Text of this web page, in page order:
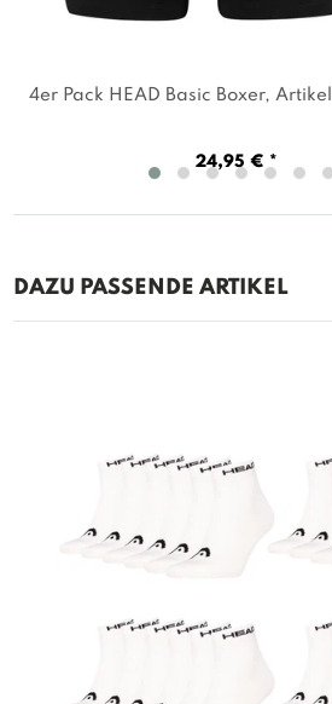
4er Pack HEAD Basic Boxer,
24,95 € *
DAZU PASSENDE ARTIKEL